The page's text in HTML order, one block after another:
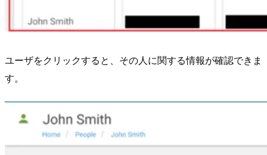
ユーザをクリックすると、その人に関する情報が確認できま
す。